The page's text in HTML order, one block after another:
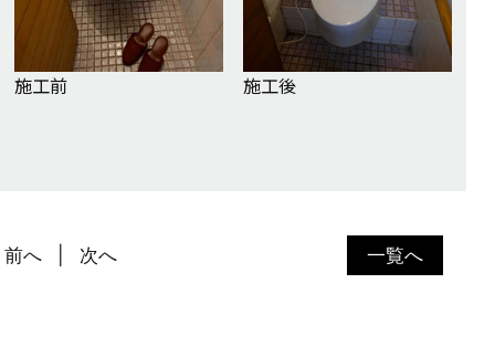
施工前 施工後
一覧へ
前へ 次へ